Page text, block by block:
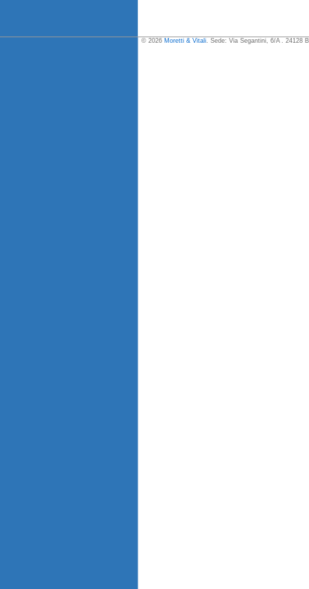
© 2026 Moretti & Vitali . Sede: Via Segantini, 6/A . 24128